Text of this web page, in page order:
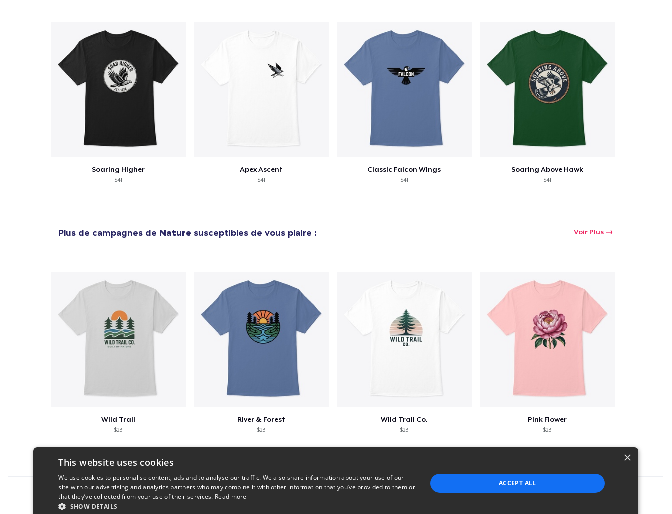
Soaring Higher
$41
Apex Ascent
$41
Classic Falcon Wings
$41
Soaring Above Hawk
$41
Plus de campagnes de Nature susceptibles de vous plaire : Voir Plus
Wild Trail
$23
River & Forest
$23
Wild Trail Co.
$23
Pink Flower
$23
Report this product
×
This website uses cookies
We use cookies to personalise content, ads and to analyse our traffic. We also share information about your use of our
site with our advertising and analytics partners who may combine it with other information that you’ve provided to them or
that they’ve collected from your use of their services. Read more
SHOW DETAILS
ACCEPT ALL